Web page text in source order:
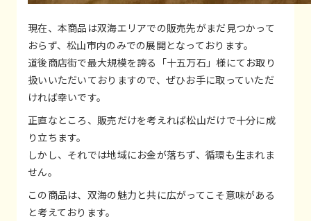
現在、本商品は双海エリアでの販売先がまだ見つかって
おらず、松山市内のみでの展開となっております。
道後商店街で最大規模を誇る「十五万石」様にてお取り
扱いいただいておりますので、ぜひお手に取っていただ
ければ幸いです。
正直なところ、販売だけを考えれば松山だけで十分に成
り立ちます。
しかし、それでは地域にお金が落ちず、循環も生まれま
せん。
この商品は、双海の魅力と共に広がってこそ意味がある
と考えております。